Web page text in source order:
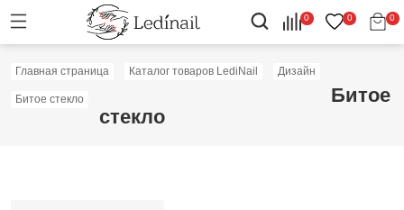
0 0 0
Главная страница Каталог товаров LediNail Дизайн
Битое стекло
Битое
стекло